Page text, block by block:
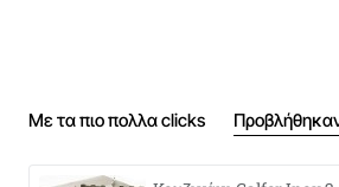
Με τα πιο πολλα clicks